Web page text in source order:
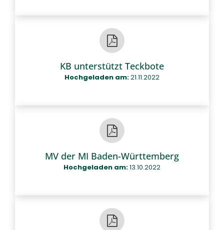
KB unterstützt Teckbote
Hochgeladen am:21.11.2022
MV der MI Baden-Württemberg
Hochgeladen am:13.10.2022